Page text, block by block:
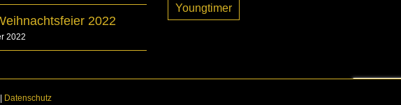
2022
2022
Youngtimer
| Datenschutz